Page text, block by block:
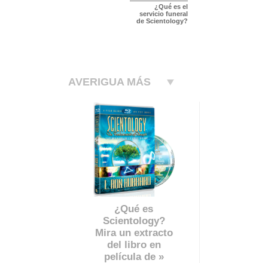
¿Qué es el
servicio funeral
de Scientology?
AVERIGUA MÁS
¿Qué es
Scientology?
Mira un extracto
del libro en
película de »